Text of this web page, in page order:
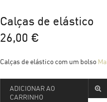
Calças de elástico
26,00 €
Calças de elástico com um bolso
ADICIONAR AO
CARRINHO
Toucas &